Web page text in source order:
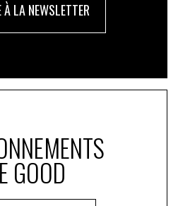
À LA NEWSLETTER
GOOD